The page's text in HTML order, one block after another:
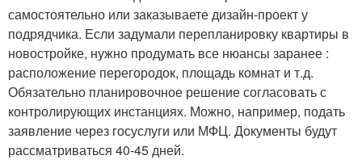
самостоятельно или заказываете дизайн-проект у
подрядчика. Если задумали перепланировку квартиры в
новостройке, нужно продумать все нюансы заранее :
расположение перегородок, площадь комнат и т.д.
Обязательно планировочное решение согласовать с
контролирующих инстанциях. Можно, например, подать
заявление через госуслуги или МФЦ. Документы будут
рассматриваться 40-45 дней.